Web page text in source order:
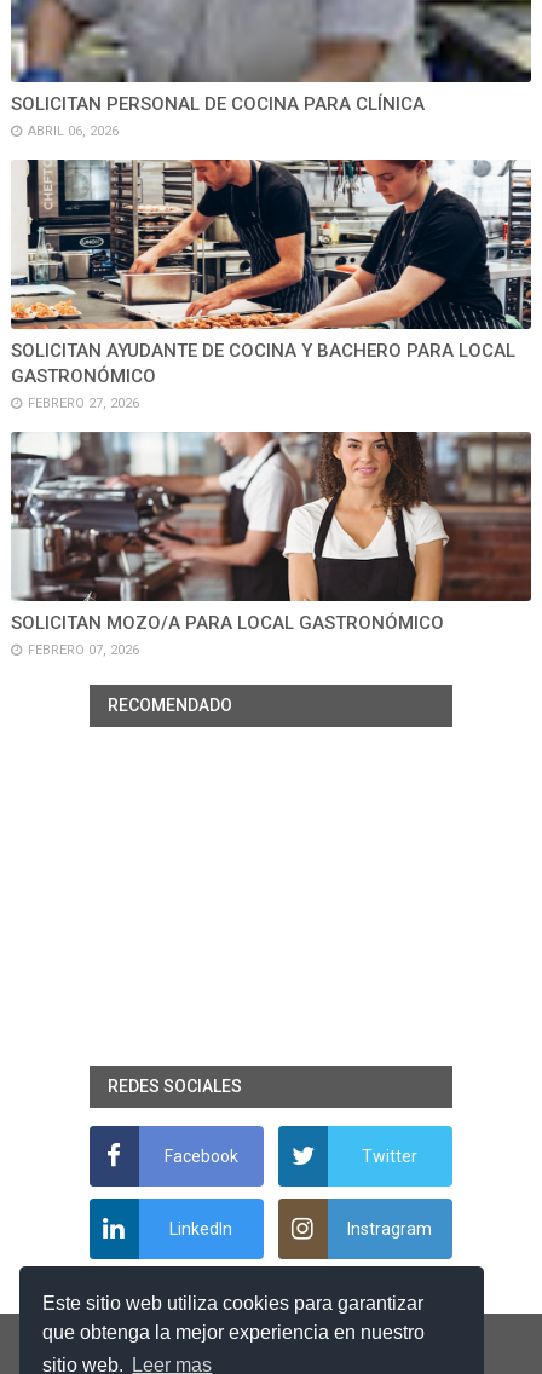
Este sitio web utiliza cookies para garantizar
que obtenga la mejor experiencia en nuestro
sitio web.
Leer mas
SOLICITAN PERSONAL DE COCINA PARA CLÍNICA
ABRIL 06, 2026
SOLICITAN AYUDANTE DE COCINA Y BACHERO PARA LOCAL
GASTRONÓMICO
FEBRERO 27, 2026
SOLICITAN MOZO/A PARA LOCAL GASTRONÓMICO
FEBRERO 07, 2026
RECOMENDADO
REDES SOCIALES
Facebook Twitter
LinkedIn Instragram